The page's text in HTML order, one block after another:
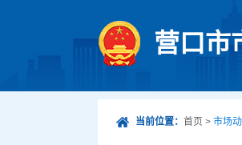
营口市
当前位置： 首页 > 市场